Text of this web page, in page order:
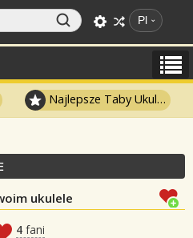
Pl
Najlepsze Taby Ukulele
ukulele
4 fani